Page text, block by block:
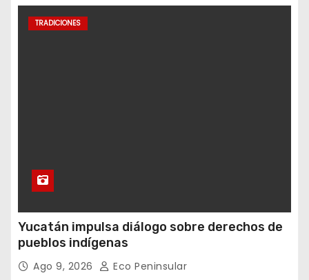
TRADICIONES
Yucatán impulsa diálogo sobre derechos de
pueblos indígenas
Ago 9, 2026 Eco Peninsular